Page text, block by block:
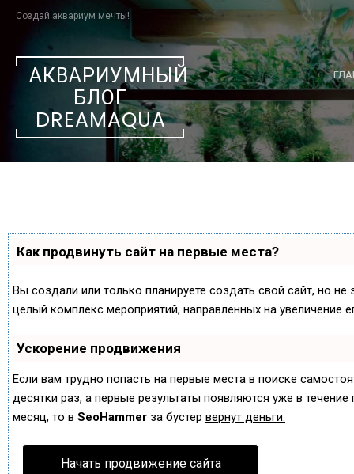
Создай аквариум мечты!
АКВАРИУМНЫЙ
БЛОГ
DREAMAQUA
Как продвинуть сайт на первые места?
Вы создали или только планируете создать свой сайт, но
целый комплекс мероприятий, направленных на
Ускорение продвижения
Если вам трудно попасть на первые места в поиске
десятки раз, а первые результаты появляются уже в
месяц, то в SeoHammer за бустер вернут деньги.
Начать продвижение сайта